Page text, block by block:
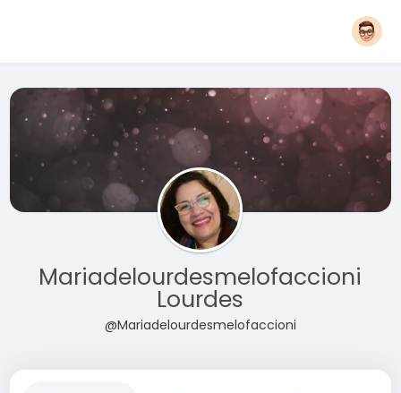
Mariadelourdesmelofaccioni
Lourdes
@Mariadelourdesmelofaccioni